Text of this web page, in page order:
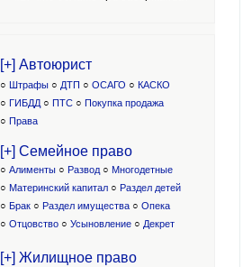
[+] Автоюрист
○ Штрафы ○ ДТП ○ ОСАГО ○ КАСКО
○ ГИБДД ○ ПТС ○ Покупка продажа
○ Права
[+] Семейное право
○ Алименты ○ Развод ○ Многодетные
○ Материнский капитал ○ Раздел детей
○ Брак ○ Раздел имущества ○ Опека
○ Отцовство ○ Усыновление ○ Декрет
[+] Жилищное право